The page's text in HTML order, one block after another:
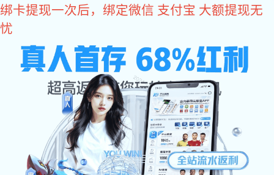
龙8头号玩家
הגנה חכמה מפני אש